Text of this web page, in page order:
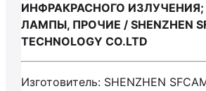
ИНФРАКРАСНОГО
ЛАМПЫ, ПРОЧИЕ / SHENZHEN
TECHNOLOGY CO.LTD
Изготовитель: SHENZHEN